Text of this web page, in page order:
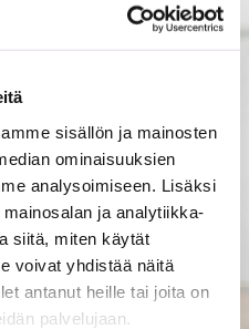
sisällön ja mainosten
ominaisuuksien
analysoimiseen. Lisäksi
ja analytiikka-
siitä, miten käytät
voivat yhdistää näitä
antanut heille tai joita on
palvelujaan.